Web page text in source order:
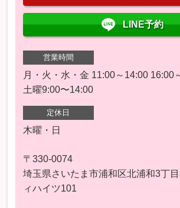
LINE予約
営業時間
月・火・水・金 11:00～14:00 16:00
土曜9:00〜14:00
定休日
木曜・日
〒330-0074
埼玉県さいたま市浦和区北浦和3丁
ィハイツ101